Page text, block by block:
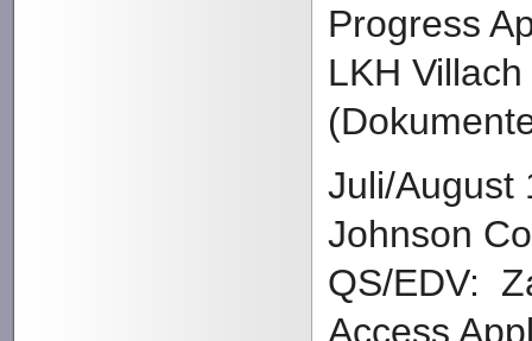
Progress
LKH Villach
Juli/
Johnson
QS/EDV:
Access